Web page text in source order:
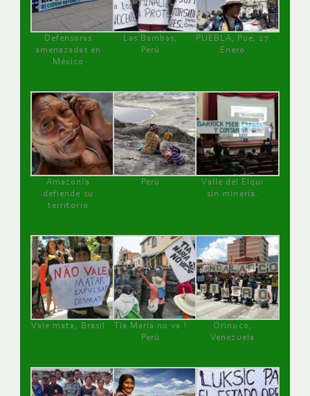
Defensoras
amenazadas en
México
Las Bambas,
Perú
PUEBLA, Pue, 27
Enero
Amazonía
defiende su
territorio
Perú
Valle del Elqui
sin minería.
Vale mata, Brasil
Tía María no va !
Perú
Orinoco,
Venezuela